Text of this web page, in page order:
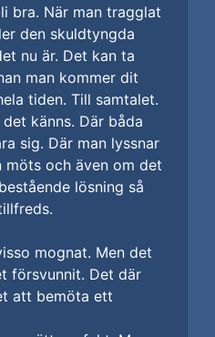
bra. När man tragglat
den skuldtyngda
nu är. Det kan ta
man kommer dit
tiden. Till samtalet.
känns. Där båda
sig. Där man lyssnar
möts och även om det
lösning så
mognat. Men det
försvunnit. Det där
att bemöta ett